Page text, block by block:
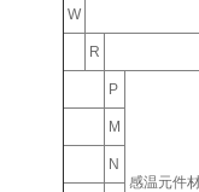
W
R
P
感温元件
M
N